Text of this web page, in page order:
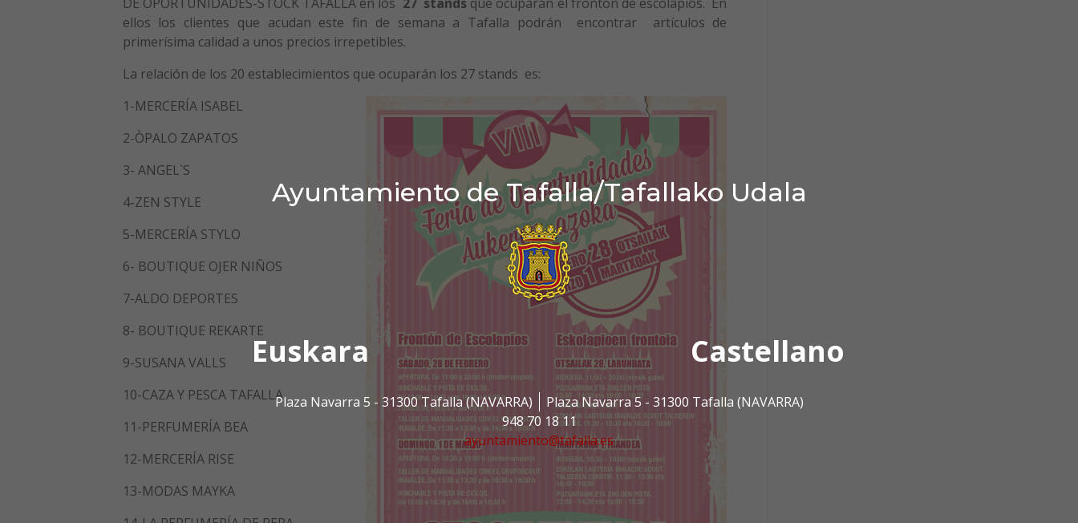
Ayuntamiento de Tafalla/Tafallako Udala
Euskara Castellano
Plaza Navarra 5 - 31300 Tafalla (NAVARRA)
Plaza Navarra 5 - 31300 Tafalla (NAVARRA)
948 70 18 11
ayuntamiento@tafalla.es
DE OPORTUNIDADES-STOCK TAFALLA en los 27 stands que ocuparán el frontón de escolapios. En
ellos los clientes que acudan este fin de semana a Tafalla podrán encontrar artículos de
primerísima calidad a unos precios irrepetibles.
La relación de los 20 establecimientos que ocuparán los 27 stands es:
1-MERCERÍA ISABEL
2-ÒPALO ZAPATOS
3- ANGEL`S
4-ZEN STYLE
5-MERCERÍA STYLO
6- BOUTIQUE OJER NIÑOS
7-ALDO DEPORTES
8- BOUTIQUE REKARTE
9-SUSANA VALLS
10-CAZA Y PESCA TAFALLA
11-PERFUMERÍA BEA
12-MERCERÍA RISE
13-MODAS MAYKA